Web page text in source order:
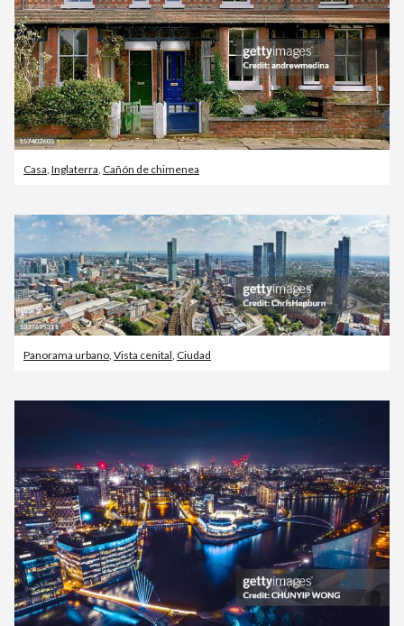
Casa Inglaterra Cañón de chimenea
Panorama urbano Vista cenital Ciudad